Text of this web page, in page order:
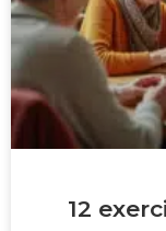
12